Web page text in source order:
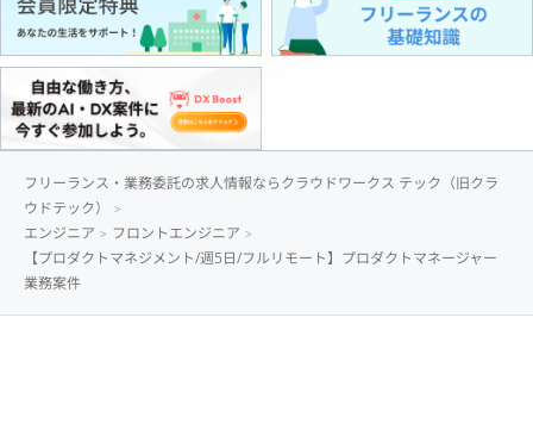
フリーランス・業務委託の求人情報ならクラウドワークス テック（旧クラ
ウドテック）
エンジニア
フロントエンジニア
【プロダクトマネジメント/週5日/フルリモート】プロダクトマネージャー
業務案件